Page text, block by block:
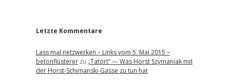
Letzte Kommentare
Lass mal netzwerken – Links vom 5. Mai 2015 –
betonflüstererzu „Tatort“ — Was Horst Szymaniak mit
der Horst-Schimanski-Gasse zu tun hat